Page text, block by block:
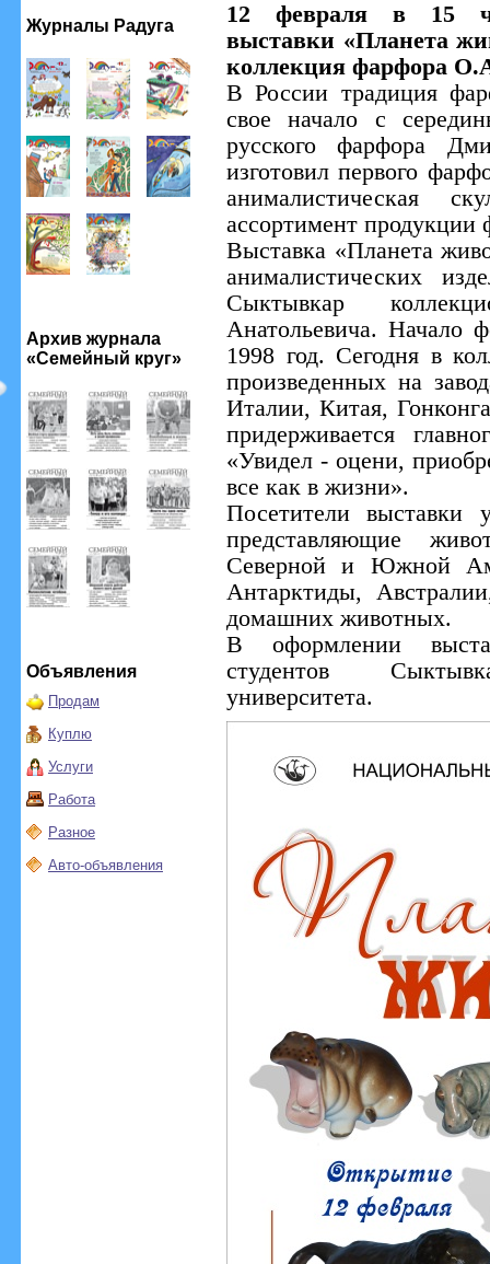
Журналы Радуга
Архив журнала
«Семейный круг»
Объявления
Продам
Куплю
Услуги
Работа
Разное
Авто-объявления
12 февраля в 15
выставки «Планета
коллекция фарфора
В России традиция
свое начало с
русского фарфора
изготовил первого
анималистическая
ассортимент продукции
Выставка «Планета
анималистических
Сыктывкар
Анатольевича. Начало
1998 год. Сегодня в
произведенных на
Италии, Китая,
придерживается
«Увидел - оцени,
все как в жизни».
Посетители выставки
представляющие
Северной и Южной
Антарктиды,
домашних животных.
В оформлении
студентов
университета.